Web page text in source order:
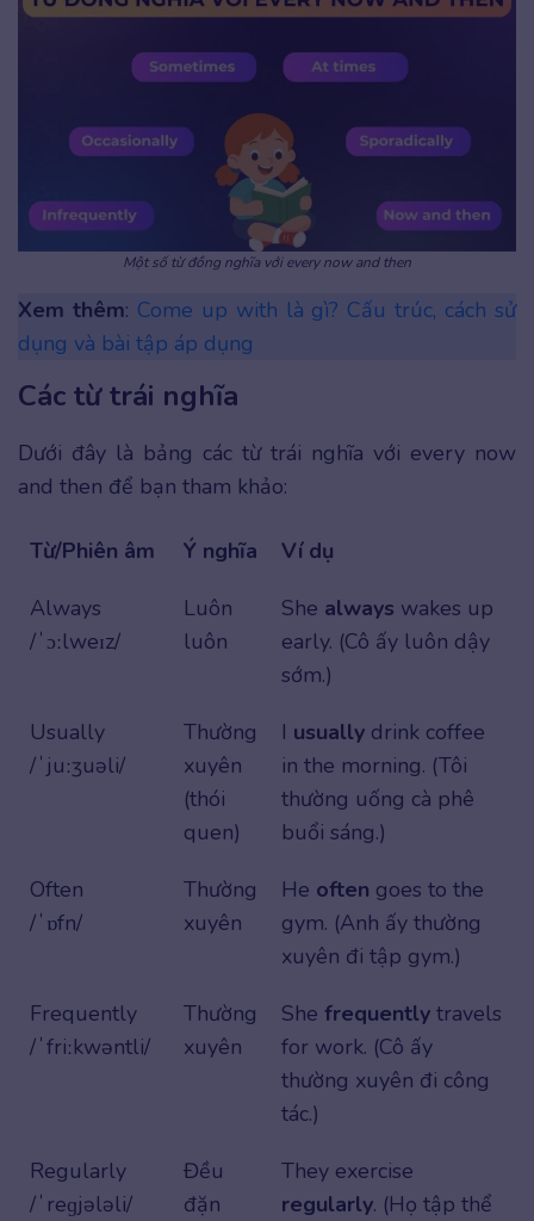
Một số từ đồng nghĩa với every now and then
Xem thêm: Come up with là gì? Cấu trúc, cách sử
dụng và bài tập áp dụng
Các từ trái nghĩa
Dưới đây là bảng các từ trái nghĩa với every now
and then để bạn tham khảo:
Từ/Phiên âm Ý nghĩa
Ví dụ
Always
/ˈɔːlweɪz/
Luôn
luôn
She always wakes up
early. (Cô ấy luôn dậy
sớm.)
Usually
/ˈjuːʒuəli/
Thường
xuyên
(thói
quen)
I usually drink coffee
in the morning. (Tôi
thường uống cà phê
buổi sáng.)
Often
/ˈɒfn/
Thường
xuyên
He often goes to the
gym. (Anh ấy thường
xuyên đi tập gym.)
Frequently
/ˈfriːkwəntli/
Thường
xuyên
She frequently travels
for work. (Cô ấy
thường xuyên đi công
tác.)
Regularly
/ˈreɡjələli/
Đều
đặn
They exercise
regularly. (Họ tập thể